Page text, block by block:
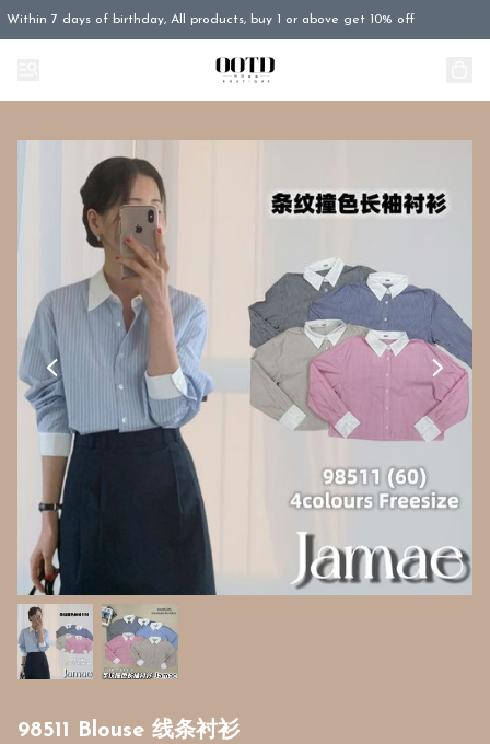
Within 7 days of birthday, All products, buy 1 or above get 10% off
98511 Blouse 线条衬衫